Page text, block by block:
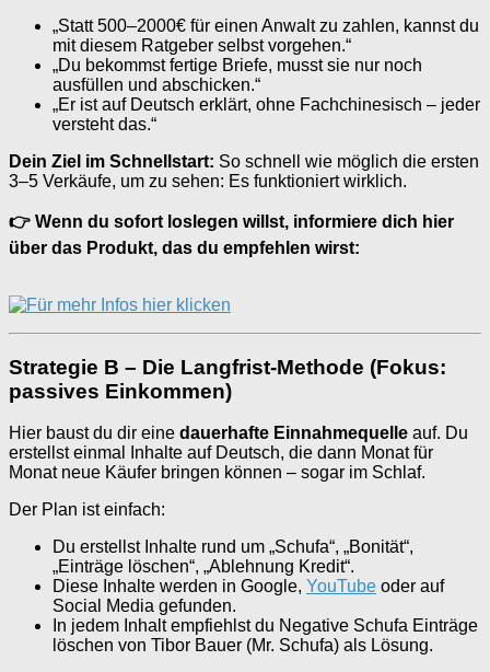
„Statt 500–2000€ für einen Anwalt zu zahlen, kannst du
mit diesem Ratgeber selbst vorgehen.“
„Du bekommst fertige Briefe, musst sie nur noch
ausfüllen und abschicken.“
„Er ist auf Deutsch erklärt, ohne Fachchinesisch – jeder
versteht das.“
Dein Ziel im Schnellstart: So schnell wie möglich die ersten
3–5 Verkäufe, um zu sehen: Es funktioniert wirklich.
👉 Wenn du sofort loslegen willst, informiere dich hier
über das Produkt, das du empfehlen wirst:
Strategie B – Die Langfrist-Methode (Fokus:
passives Einkommen)
Hier baust du dir eine dauerhafte Einnahmequelle auf. Du
erstellst einmal Inhalte auf Deutsch, die dann Monat für
Monat neue Käufer bringen können – sogar im Schlaf.
Der Plan ist einfach:
Du erstellst Inhalte rund um „Schufa“, „Bonität“,
„Einträge löschen“, „Ablehnung Kredit“.
Diese Inhalte werden in Google, YouTube oder auf
Social Media gefunden.
In jedem Inhalt empfiehlst du Negative Schufa Einträge
löschen von Tibor Bauer (Mr. Schufa) als Lösung.